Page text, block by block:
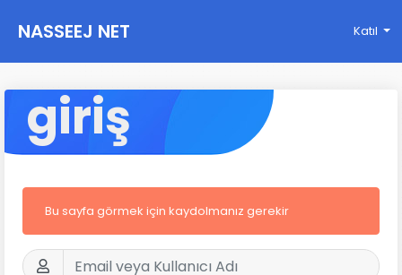
NASSEEJ NET Katıl
giriş
Bu sayfa görmek için kaydolmanız gerekir